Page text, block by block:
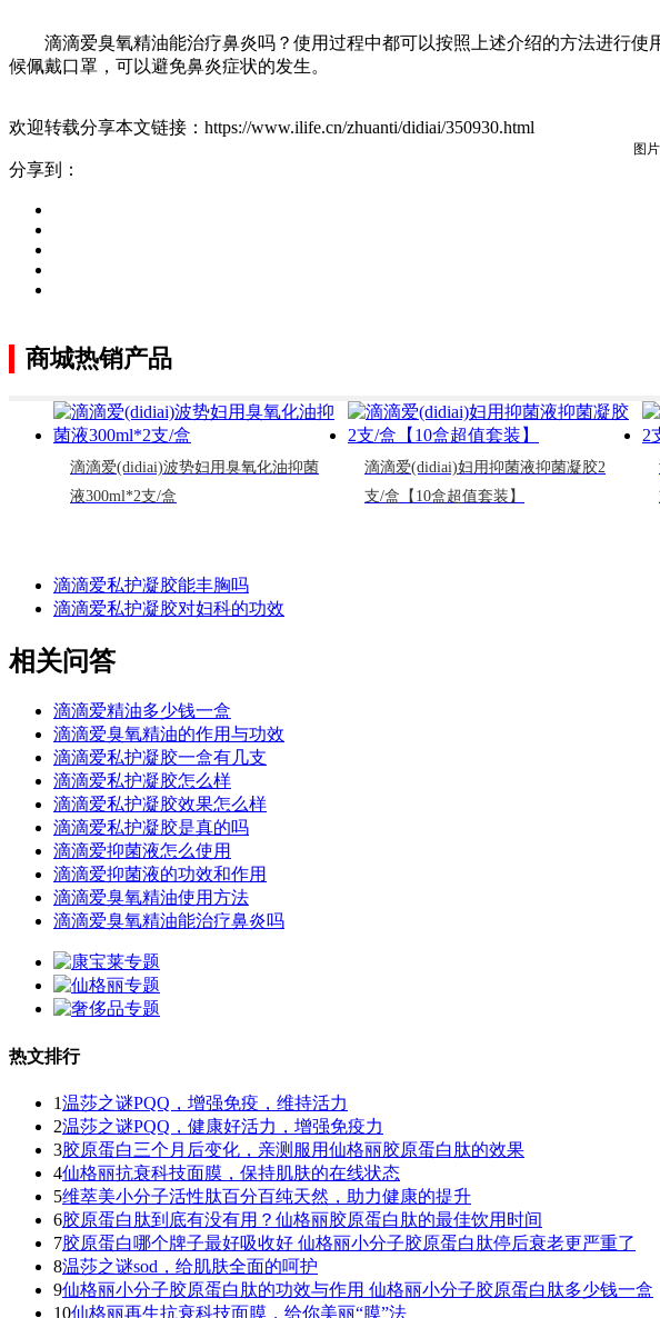
滴滴爱臭氧精油能治疗鼻炎吗？使用过程中都可以按照上述介绍的方法进行
候佩戴口罩，可以避免鼻炎症状的发生。
欢迎转载分享本文链接：https://www.ilife.cn/zhuanti/didiai/350930.html
图
分享到：
商城热销产品
滴滴爱(didiai)波势妇用臭氧化油抑菌
液300ml*2支/盒
滴滴爱(didiai)妇用抑菌液抑菌凝胶2
支/盒【10盒超值套装】
滴滴爱私护凝胶能丰胸吗
滴滴爱私护凝胶对妇科的功效
相关问答
滴滴爱精油多少钱一盒
滴滴爱臭氧精油的作用与功效
滴滴爱私护凝胶一盒有几支
滴滴爱私护凝胶怎么样
滴滴爱私护凝胶效果怎么样
滴滴爱私护凝胶是真的吗
滴滴爱抑菌液怎么使用
滴滴爱抑菌液的功效和作用
滴滴爱臭氧精油使用方法
滴滴爱臭氧精油能治疗鼻炎吗
热文排行
1温莎之谜PQQ，增强免疫，维持活力
2温莎之谜PQQ，健康好活力，增强免疫力
3胶原蛋白三个月后变化，亲测服用仙格丽胶原蛋白肽的效果
4仙格丽抗衰科技面膜，保持肌肤的在线状态
5维萃美小分子活性肽百分百纯天然，助力健康的提升
6胶原蛋白肽到底有没有用？仙格丽胶原蛋白肽的最佳饮用时间
7胶原蛋白哪个牌子最好吸收好 仙格丽小分子胶原蛋白肽停后衰老更严重了
8温莎之谜sod，给肌肤全面的呵护
9仙格丽小分子胶原蛋白肽的功效与作用 仙格丽小分子胶原蛋白肽多少钱一盒
10仙格丽再生抗衰科技面膜，给你美丽“膜”法